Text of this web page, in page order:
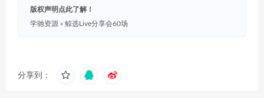
版权声明点此了解！
学驰资源 » 鲸选Live分享会60场
分享到：